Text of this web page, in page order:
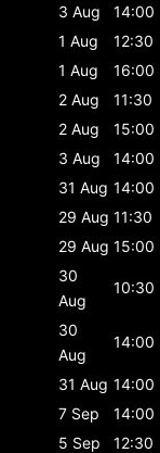
3 Aug
14:00
1 Aug
12:30
1 Aug
16:00
2 Aug
11:30
2 Aug
15:00
3 Aug
14:00
31 Aug 14:00
29 Aug 11:30
29 Aug 15:00
30
Aug
10:30
30
Aug
14:00
31 Aug 14:00
7 Sep
14:00
5 Sep
12:30